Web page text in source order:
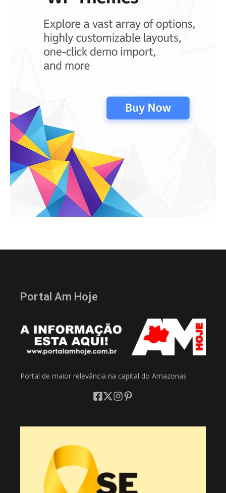
Portal Am Hoje
Portal de maior relevância na capital do Amazonas